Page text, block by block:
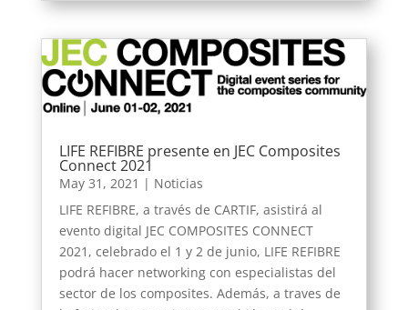
LIFE REFIBRE presente en JEC Composites
Connect 2021
May 31, 2021 | Noticias
LIFE REFIBRE, a través de CARTIF, asistirá al
evento digital JEC COMPOSITES CONNECT
2021, celebrado el 1 y 2 de junio, LIFE REFIBRE
podrá hacer networking con especialistas del
sector de los composites. Además, a traves de